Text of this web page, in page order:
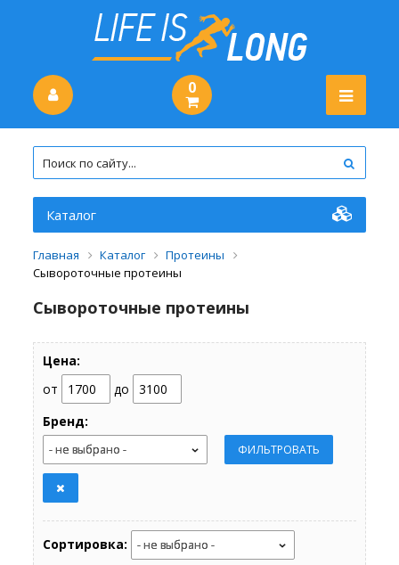
0
Каталог
Главная Каталог
Протеины
Сывороточные протеины
Сывороточные протеины
Цена:
от
до
Бренд:
Сортировка: